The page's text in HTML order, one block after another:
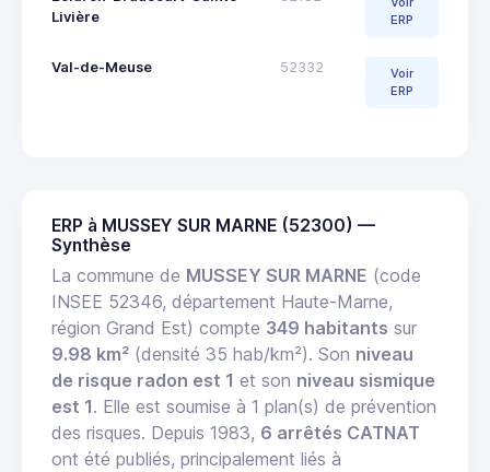
Livière
ERP
Val-de-Meuse 52332
Voir
ERP
ERP à MUSSEY SUR MARNE (52300) —
Synthèse
La commune de MUSSEY SUR MARNE (code
INSEE 52346, département Haute-Marne,
région Grand Est) compte 349 habitants sur
9.98 km² (densité 35 hab/km²). Son niveau
de risque radon est 1 et son niveau sismique
est 1. Elle est soumise à 1 plan(s) de prévention
des risques. Depuis 1983, 6 arrêtés CATNAT
ont été publiés, principalement liés à